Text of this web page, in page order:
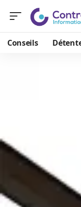
Conseils